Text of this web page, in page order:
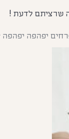
שרציתם לדעת !
יפהפה